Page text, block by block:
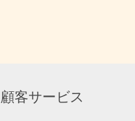
顧客サービス